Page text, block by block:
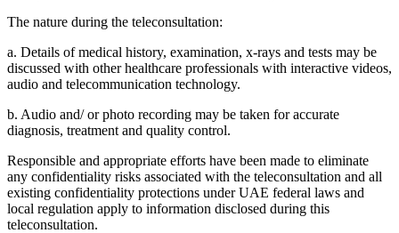
The nature during the teleconsultation:
a. Details of medical history, examination, x-rays and tests may be
discussed with other healthcare professionals with interactive videos,
audio and telecommunication technology.
b. Audio and/ or photo recording may be taken for accurate
diagnosis, treatment and quality control.
Responsible and appropriate efforts have been made to eliminate
any confidentiality risks associated with the teleconsultation and all
existing confidentiality protections under UAE federal laws and
local regulation apply to information disclosed during this
teleconsultation.